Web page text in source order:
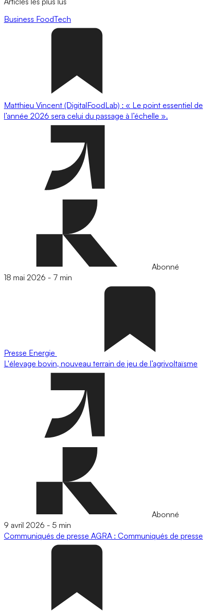
Business FoodTech
Matthieu Vincent (DigitalFoodLab) : « Le point essentiel de
l’année 2026 sera celui du passage à l’échelle ».
Abonné
18 mai 2026 - 7 min
Presse Energie
L'élevage bovin, nouveau terrain de jeu de l’agrivoltaïsme
Abonné
9 avril 2026 - 5 min
Communiqués de presse AGRA : Communiqués de presse